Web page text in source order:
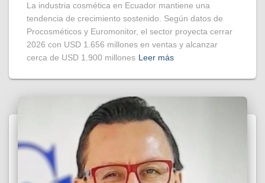
La industria cosmética en Ecuador mantiene una
tendencia de crecimiento sostenido. Según datos de
Procosméticos y Euromonitor, el sector proyecta cerrar
2026 con USD 1.656 millones en ventas y alcanzar
cerca de USD 1.900 millones Leer más